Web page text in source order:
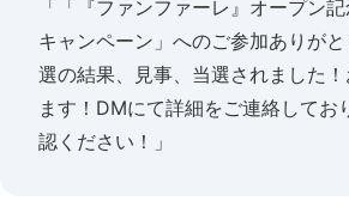
「「『ファンファーレ』オープン
キャンペーン」へのご参加ありが
選の結果、見事、当選されました
ます！DMにて詳細をご連絡してお
認ください！」